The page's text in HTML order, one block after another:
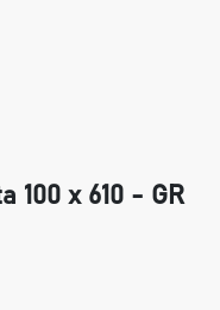
100 x 610 - GR